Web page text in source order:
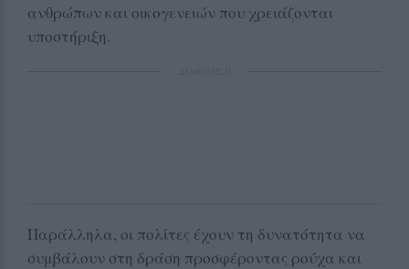
ανθρώπων και οικογενειών που χρειάζονται
υποστήριξη.
Παράλληλα, οι πολίτες έχουν τη δυνατότητα να
συμβάλουν στη δράση προσφέροντας ρούχα και